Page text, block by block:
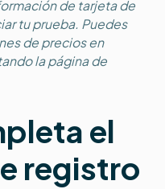
de tarjeta de
tu prueba. Puedes
de precios en
la página de
el
registro